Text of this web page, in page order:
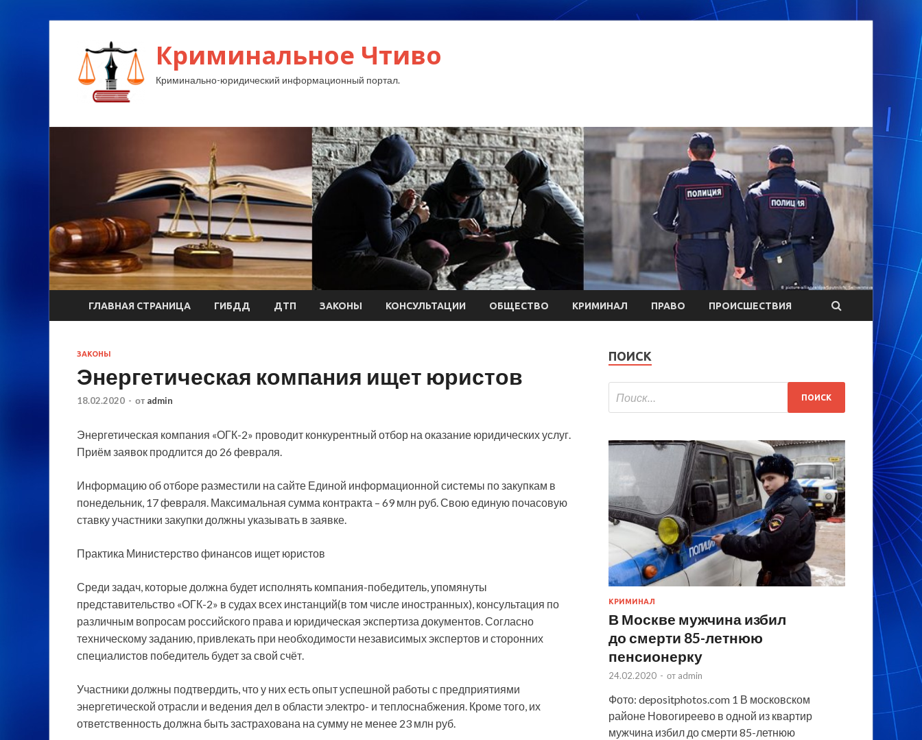
Криминальное Чтиво
Криминально-юридический информационный портал.
ГЛАВНАЯ СТРАНИЦА ГИБДД ДТП ЗАКОНЫ КОНСУЛЬТАЦИИ ОБЩЕСТВО КРИМИНАЛ ПРАВО ПРОИСШЕСТВИЯ
ЗАКОНЫ
Энергетическая компания ищет юристов
18.02.2020 - от admin
Энергетическая компания «ОГК-2» проводит конкурентный отбор на оказание юридических услуг.
Приём заявок продлится до 26 февраля.
Информацию об отборе разместили на сайте Единой информационной системы по закупкам в
понедельник, 17 февраля. Максимальная сумма контракта – 69 млн руб. Свою единую почасовую
ставку участники закупки должны указывать в заявке.
Практика Министерство финансов ищет юристов
Среди задач, которые должна будет исполнять компания-победитель, упомянуты
представительство «ОГК-2» в судах всех инстанций(в том числе иностранных), консультация по
различным вопросам российского права и юридическая экспертиза документов. Согласно
техническому заданию, привлекать при необходимости независимых экспертов и сторонних
специалистов победитель будет за свой счёт.
Участники должны подтвердить, что у них есть опыт успешной работы с предприятиями
энергетической отрасли и ведения дел в области электро- и теплоснабжения. Кроме того, их
ответственность должна быть застрахована на сумму не менее 23 млн руб.
ПОИСК
КРИМИНАЛ
В Москве мужчина избил
до смерти 85-летнюю
пенсионерку
24.02.2020 - от admin
Фото: depositphotos.com 1 В московском
районе Новогиреево в одной из квартир
мужчина избил до смерти 85-летнюю